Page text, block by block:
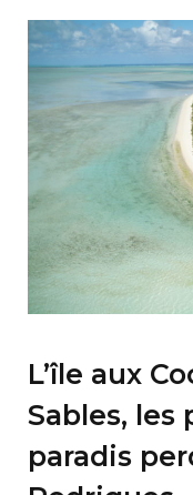
L’île aux
Sables,
paradis